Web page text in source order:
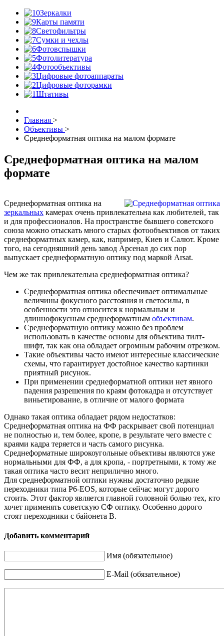
Зеркалки
Карты памяти
Светофильтры
Сумки и чехлы
Фотовспышки
Фотолитература
Фотообъективы
Цифровые фотоаппараты
Цифровые фоторамки
Штативы
Главная >
Объективы >
Среднеформатная оптика на малом формате
Среднеформатная оптика на малом
формате
Среднеформатная оптика на
зеркальных камерах очень привлекательна как любителей, так
и для профессионалов. На пространстве бывшего советского
союза можно отыскать много старых фотообъективов от таких
среднеформатных камер, как, например, Киев и Салют. Кроме
того, на сегодняшний день завод Арсенал до сих пор
выпускает среднеформатную оптику под маркой Arsat.
Чем же так привлекательна среднеформатная оптика?
Среднеформатная оптика обеспечивает оптимальные
величины фокусного расстояния и светосилы, в
особенности это относится к нормальным и
длиннофокусным среднеформатным объективам.
Среднеформатную оптику можно без проблем
использовать в качестве основы для объектива тилт-
шифт, так как она обладает огромным рабочим отрезком.
Такие объективы часто имеют интересные классические
схемы, что гарантирует достойное качество картинки
приятный рисунок.
При применении среднеформатной оптики нет явного
падения разрешения по краям фотокадра и отсутствует
виньетирование, в отличие от малого формата
Однако такая оптика обладает рядом недостатков:
Среднеформатная оптика на ФФ раскрывает свой потенциал
не полностью и, тем более, кропе, в результате чего вместе с
краями кадра теряется и часть самого рисунка.
Среднеформатные широкоугольные объективы являются уже
нормальными для ФФ, а для кропа, - портретными, к тому же
такая оптика часто весит неприлично много.
Для среднеформатной оптики нужны достаточно редкие
переходники типа P6-EOS, которые сейчас могут дорого
стоить. Этот фактор является главной головной болью тех, кто
хочет применять советскую СФ оптику. Особенно дорого
стоят переходники с байонета В.
Добавить комментарий
Имя (обязательное)
E-Mail (обязательное)